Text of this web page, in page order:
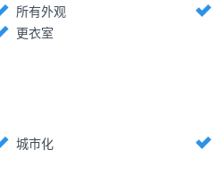
所有外观
更衣室
城市化